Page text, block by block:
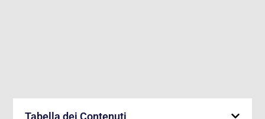
Tabella dei Contenuti